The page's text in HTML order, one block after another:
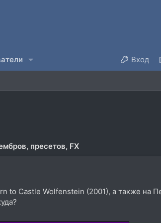
Вход
пресетов, FX
to Castle Wolfenstein (2001), а также на